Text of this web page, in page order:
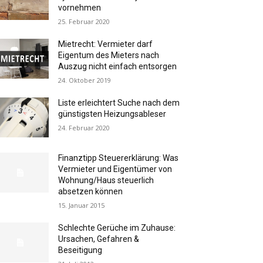
vornehmen
25. Februar 2020
Mietrecht: Vermieter darf
Eigentum des Mieters nach
Auszug nicht einfach entsorgen
24. Oktober 2019
Liste erleichtert Suche nach dem
günstigsten Heizungsableser
24. Februar 2020
Finanztipp Steuererklärung: Was
Vermieter und Eigentümer von
Wohnung/Haus steuerlich
absetzen können
15. Januar 2015
Schlechte Gerüche im Zuhause:
Ursachen, Gefahren &
Beseitigung